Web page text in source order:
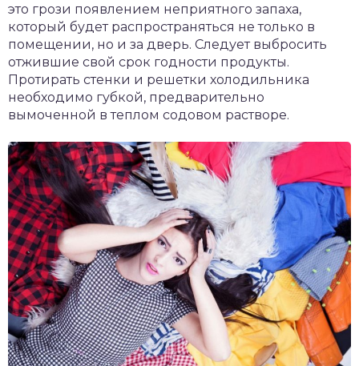
это грози появлением неприятного запаха,
который будет распространяться не только в
помещении, но и за дверь. Следует выбросить
отжившие свой срок годности продукты.
Протирать стенки и решетки холодильника
необходимо губкой, предварительно
вымоченной в теплом содовом растворе.